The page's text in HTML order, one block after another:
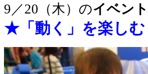
9／20（木）のイベント
★「動く」を楽し